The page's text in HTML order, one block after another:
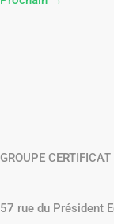
GROUPE
57 rue du Président